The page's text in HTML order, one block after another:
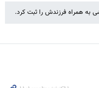
به همراه فرزندش را ثبت کرد.